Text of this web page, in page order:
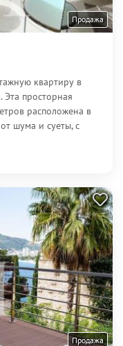
Продажа
квартиру в
просторная
расположена в
шума и суеты, с
Продажа